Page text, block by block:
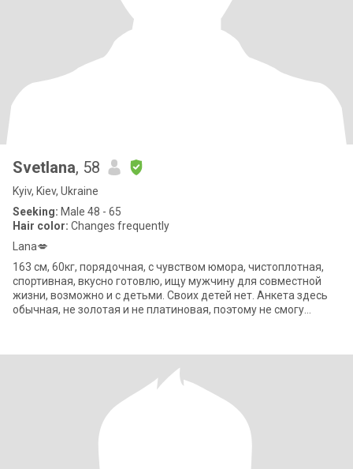
Svetlana, 58
Kyiv, Kiev, Ukraine
Seeking: Male 48 - 65
Hair color: Changes frequently
Lana💋
163 см, 60кг, порядочная, с чувством юмора, чистоплотная,
спортивная, вкусно готовлю, ищу мужчину для совместной
жизни, возможно и с детьми. Своих детей нет. Анкета здесь
обычная, не золотая и не платиновая, поэтому не смогу